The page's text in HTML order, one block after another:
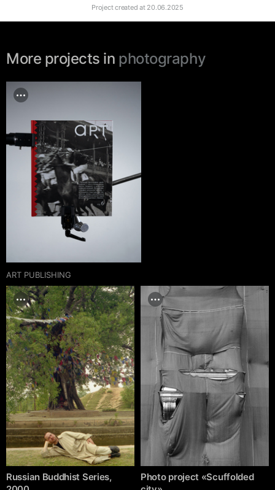
Project created at 20.06.2025
More projects in photography
ART PUBLISHING
Russian Buddhist Series,
Photo project «Scuffolded